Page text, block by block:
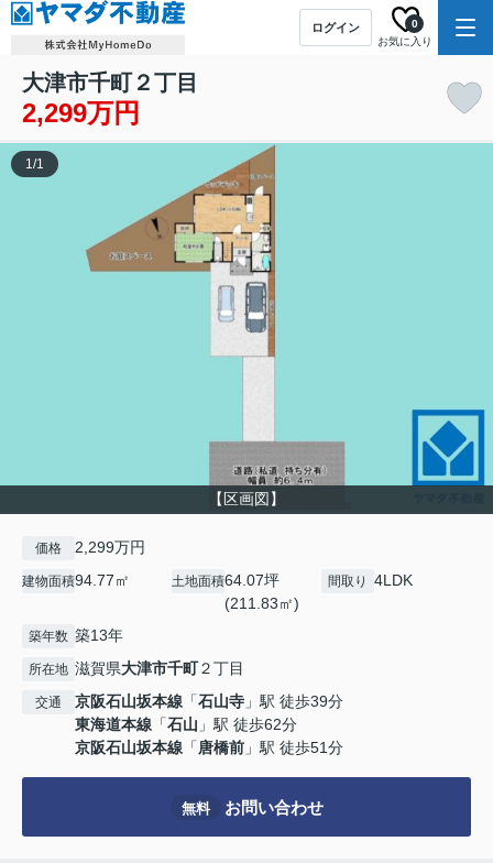
ログイン
お気に入り
0
大津市千町２丁目
2,299万円
【区画図】
1/1
価格 2,299万円
建物面積94.77㎡ 土地面積64.07坪
(211.83㎡)
間取り 4LDK
築年数 築13年
所在地 滋賀県大津市千町２丁目
交通 京阪石山坂本線 「石山寺 」駅 徒歩39分
東海道本線 「石山 」駅 徒歩62分
京阪石山坂本線 「唐橋前 」駅 徒歩51分
無料 お問い合わせ